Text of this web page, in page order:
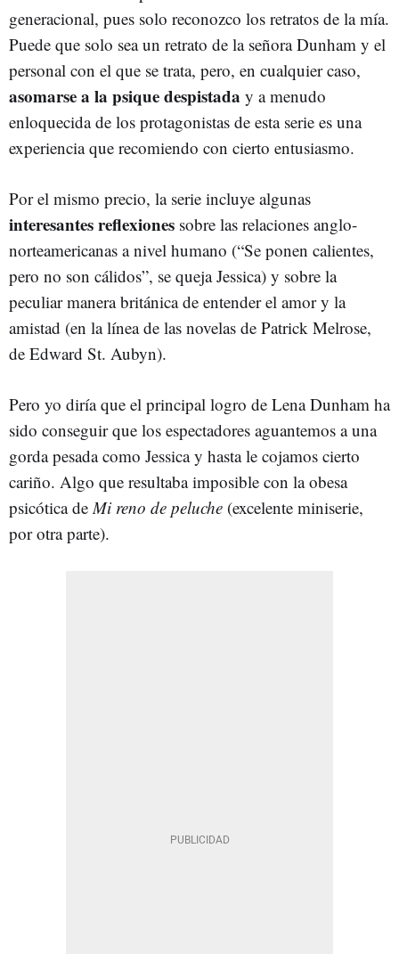
generacional, pues solo reconozco los retratos de la mía.
Puede que solo sea un retrato de la señora Dunham y el
personal con el que se trata, pero, en cualquier caso,
asomarse a la psique despistada y a menudo
enloquecida de los protagonistas de esta serie es una
experiencia que recomiendo con cierto entusiasmo.
Por el mismo precio, la serie incluye algunas
interesantes reflexiones sobre las relaciones anglo-
norteamericanas a nivel humano (“Se ponen calientes,
pero no son cálidos”, se queja Jessica) y sobre la
peculiar manera británica de entender el amor y la
amistad (en la línea de las novelas de Patrick Melrose,
de Edward St. Aubyn).
Pero yo diría que el principal logro de Lena Dunham ha
sido conseguir que los espectadores aguantemos a una
gorda pesada como Jessica y hasta le cojamos cierto
cariño. Algo que resultaba imposible con la obesa
psicótica de Mi reno de peluche (excelente miniserie,
por otra parte).